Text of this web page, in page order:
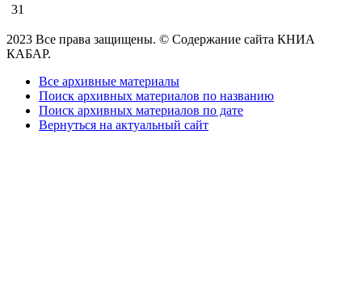
31
2023 Все права защищены. © Содержание сайта КНИА
КАБАР.
Все архивные материалы
Поиск архивных материалов по названию
Поиск архивных материалов по дате
Вернуться на актуальный сайт